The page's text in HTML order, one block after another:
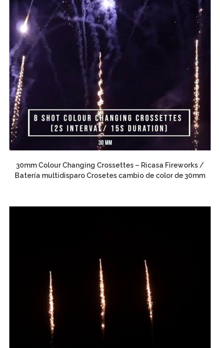
30mm Colour Changing Crossettes – Ricasa Fireworks /
Batería multidisparo Crosetes cambio de color de 30mm